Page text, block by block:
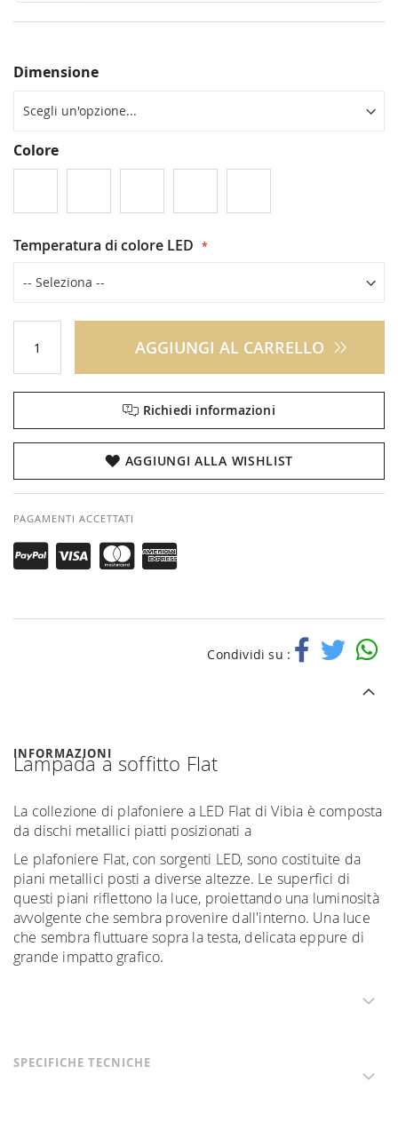
Dimensione
Colore
Temperatura di colore LED
AGGIUNGI AL CARRELLO
Richiedi informazioni
AGGIUNGI ALLA WISHLIST
PAGAMENTI ACCETTATI
Condividi su :
INFORMAZIONI
Lampada a soffitto Flat
La collezione di plafoniere a LED Flat di Vibia è composta
da dischi metallici piatti posizionati a
Le plafoniere Flat, con sorgenti LED, sono costituite da
piani metallici posti a diverse altezze. Le superfici di
questi piani riflettono la luce, proiettando una luminosità
avvolgente che sembra provenire dall'interno. Una luce
che sembra fluttuare sopra la testa, delicata eppure di
grande impatto grafico.
SPECIFICHE TECNICHE